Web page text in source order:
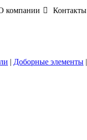
компании Контакты
| Доборные элементы |